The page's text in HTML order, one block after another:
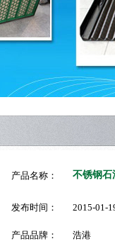
产品名称： 不锈钢石
发布时间： 2015-01-
产品品牌： 浩港